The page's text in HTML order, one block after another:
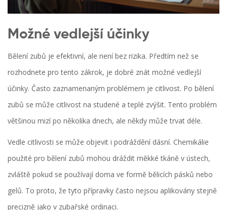
Možné vedlejší účinky
Bělení zubů je efektivní, ale není bez rizika. Předtím než se
rozhodnete pro tento zákrok, je dobré znát možné vedlejší
účinky. Často zaznamenaným problémem je citlivost. Po bělení
zubů se může citlivost na studené a teplé zvýšit. Tento problém
většinou mizí po několika dnech, ale někdy může trvat déle.
Vedle citlivosti se může objevit i podráždění dásní. Chemikálie
použité pro bělení zubů mohou dráždit měkké tkáně v ústech,
zvláště pokud se používají doma ve formě bělicích pásků nebo
gelů. To proto, že tyto přípravky často nejsou aplikovány stejně
precizně jako v zubařské ordinaci.